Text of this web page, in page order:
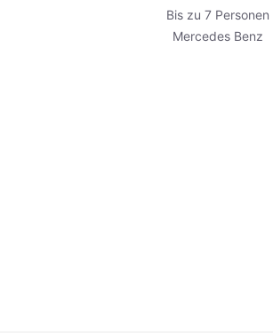
Bis zu 7 Personen
Mercedes Benz